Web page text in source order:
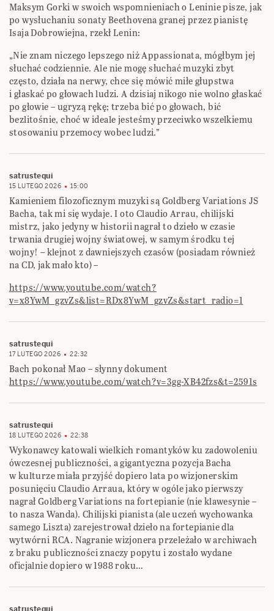
Maksym Gorki w swoich wspomnieniach o Leninie pisze, jak
po wysłuchaniu sonaty Beethovena granej przez pianistę
Isaja Dobrowiejna, rzekł Lenin:
„Nie znam niczego lepszego niż Appassionata, mógłbym jej
słuchać codziennie. Ale nie mogę słuchać muzyki zbyt
często, działa na nerwy, chce się mówić miłe głupstwa
i głaskać po głowach ludzi. A dzisiaj nikogo nie wolno głaskać
po głowie – ugryzą rękę; trzeba bić po głowach, bić
bezlitośnie, choć w ideale jesteśmy przeciwko wszelkiemu
stosowaniu przemocy wobec ludzi.”
satrustequi
15 LUTEGO 2026 15:00
Kamieniem filozoficznym muzyki są Goldberg Variations JS
Bacha, tak mi się wydaje. I oto Claudio Arrau, chilijski
mistrz, jako jedyny w historii nagrał to dzieło w czasie
trwania drugiej wojny światowej, w samym środku tej
wojny! – klejnot z dawniejszych czasów (posiadam również
na CD, jak mało kto) –
https://www.youtube.com/watch?
v=x8YwM_gzvZs&list=RDx8YwM_gzvZs&start_radio=1
satrustequi
17 LUTEGO 2026 22:32
Bach pokonał Mao – słynny dokument
https://www.youtube.com/watch?v=3gg-XB42fzs&t=2591s
satrustequi
18 LUTEGO 2026 22:38
Wykonawcy katowali wielkich romantyków ku zadowoleniu
ówczesnej publiczności, a gigantyczna pozycja Bacha
w kulturze miała przyjść dopiero lata po wizjonerskim
posunięciu Claudio Arraua, który w ogóle jako pierwszy
nagrał Goldberg Variations na fortepianie (nie klawesynie –
to nasza Wanda). Chilijski pianista (ale uczeń wychowanka
samego Liszta) zarejestrował dzieło na fortepianie dla
wytwórni RCA. Nagranie wizjonera przeleżało w archiwach
z braku publiczności znaczy popytu i zostało wydane
oficjalnie dopiero w 1988 roku…